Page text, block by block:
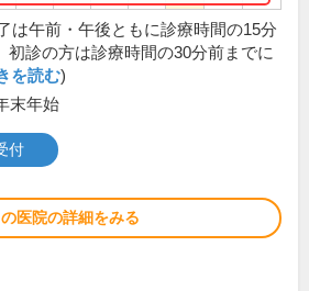
は午前・午後ともに診療時間の15分
初診の方は診療時間の30分前までに
を読む)
末年始
付
医院の詳細をみる